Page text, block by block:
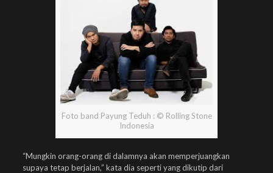
Foto band Payung Teduh : © Rolling Stone
Indonesia
“Mungkin orang-orang di dalamnya akan memperjuangkan
supaya tetap berjalan,” kata dia seperti yang dikutip dari